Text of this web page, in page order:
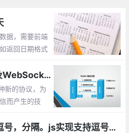
据，需要前端
返回日期格式
方式供大家参WebSocket的原理及WebSocket API的使用，js中如何运用websocket
新的协议，为
而产生的技
的TCP连接
原生js实现数字三位逗号，分隔。js实现支持逗号分割的货币格式表示法总汇